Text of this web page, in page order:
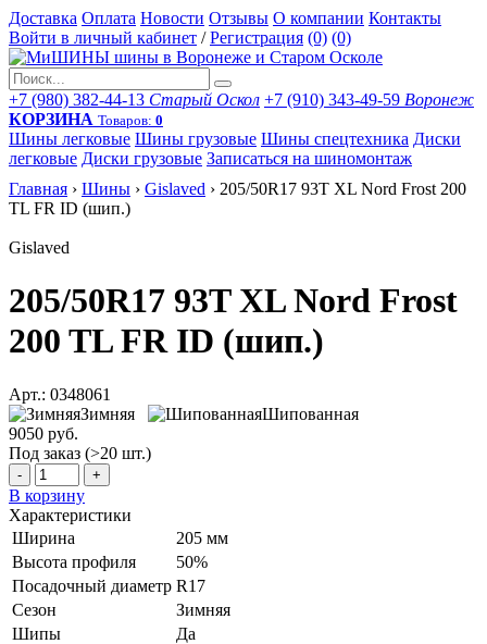
Доставка Оплата Новости Отзывы О компании Контакты
Войти в личный кабинет / Регистрация (0) (0)
+7 (980) 382-44-13 Старый Оскол +7 (910) 343-49-59 Воронеж
КОРЗИНА Товаров: 0
Шины легковые Шины грузовые Шины спецтехника Диски
легковые Диски грузовые Записаться на шиномонтаж
Главная › Шины › Gislaved › 205/50R17 93T XL Nord Frost 200
TL FR ID (шип.)
Gislaved
205/50R17 93T XL Nord Frost
200 TL FR ID (шип.)
Арт.: 0348061
Зимняя
Шипованная
9050 руб.
Под заказ (>20 шт.)
- +
В корзину
Характеристики
Ширина
205 мм
Высота профиля
50%
Посадочный диаметр R17
Сезон
Зимняя
Шипы
Да